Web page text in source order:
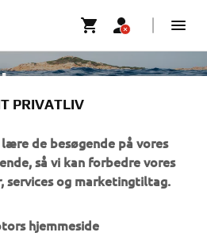
PRIVATLIV
de besøgende på vores
så vi kan forbedre vores
services og marketingtiltag.
hjemmeside